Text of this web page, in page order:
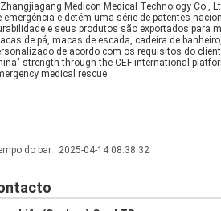
Medicon Medical Technology Co.,
emergência e detém uma série de patentes
e seus produtos são exportados para
de pá, macas de escada, cadeira de
de acordo com os requisitos do
strength through the CEF international
medical rescue.
do bar : 2025-04-14 08:38:32